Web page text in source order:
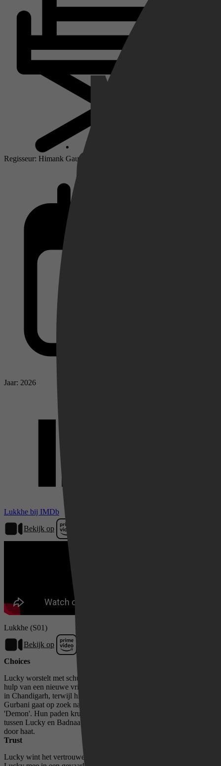
Regisseur: Himank Gaur
Jaar: 2026
Lukkhe bij IMDb
Bekijk op
Lukkhe (S01)
Bekijk op
Choices
Lucky worstelt met schuldgevoel na zijn overleving en krijgt daarbij
hulp van een nieuwe vriend. Rapper Badnaam wint aan populariteit
in Chandigarh, terwijl hij zijn rivaal 'OG' uitdaagt. Undercoveragent
Gurbani gaat op zoek naar de maker van een nieuwe drug genaamd
'Demon'. Hun paden kruisen elkaar, wat leidt tot een confrontatie
tussen Lucky en Badnaam: de een gedreven door liefde, de ander
door haat.
Trust
Lucky wint het vertrouwen van Sanobers familie. Badnaam sleept